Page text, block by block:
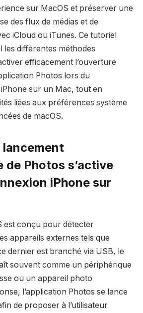
sur MacOS et préserver une
des flux de médias et de
iCloud ou iTunes. Ce tutoriel
les différentes méthodes
efficacement l’ouverture
Photos lors du
sur un Mac, tout en
liées aux préférences système
de macOS.
lancement
de Photos s’active
iPhone sur
est conçu pour détecter
appareils externes tels que
dernier est branché via USB, le
souvent comme un périphérique
ou un appareil photo
l’application Photos se lance
de proposer à l’utilisateur